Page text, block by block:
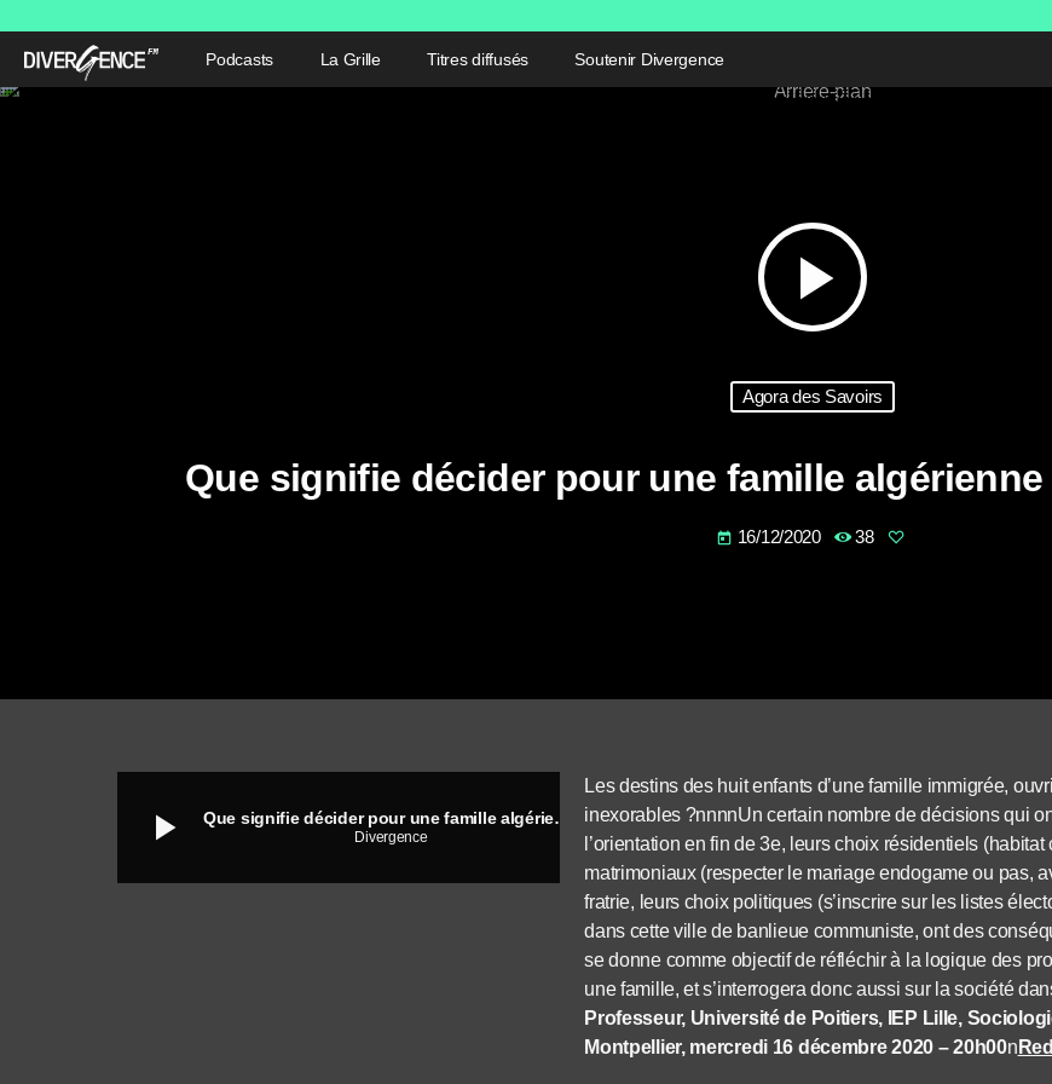
Podcasts La Grille Titres diffusés Soutenir Divergence
play_arrow
Agora des Savoirs
Que signifie décider pour une famille
today 16/12/2020 38
play_arrow Que signifie décider pour une famille algérienne immigrée en France ?
Divergence
Les destins des huit enfants d’une famille immigrée,
inexorables ?nnnnUn certain nombre de décisions qui
l’orientation en fin de 3e, leurs choix résidentiels
matrimoniaux (respecter le mariage endogame ou pas,
fratrie, leurs choix politiques (s’inscrire sur les listes
dans cette ville de banlieue communiste, ont des
se donne comme objectif de réfléchir à la logique des
une famille, et s’interrogera donc aussi sur la société
Professeur, Université de Poitiers, IEP Lille,
Montpellier, mercredi 16 décembre 2020 – 20h00n